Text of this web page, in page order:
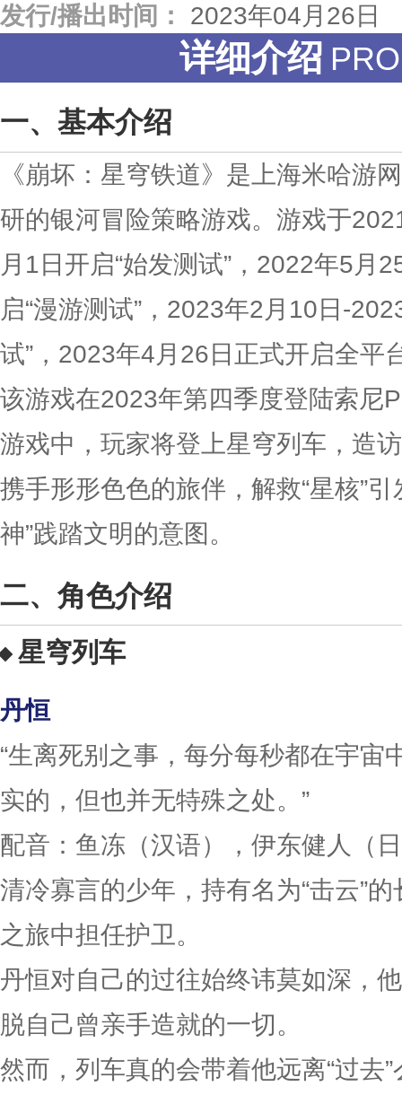
发行/播出时间：
2023年04月26日
详细介绍
基本介绍
《崩坏：星穹铁道》是上海米哈游
研的银河冒险策略游戏。游戏于
月1日开启“始发测试”，2022年5月
启“漫游测试”，2023年2月10日-
试”，2023年4月26日正式开启全平
该游戏在2023年第四季度登陆索尼
游戏中，玩家将登上星穹列车，造
携手形形色色的旅伴，解救“星核”
神”践踏文明的意图。
角色介绍
星穹列车
丹恒
“生离死别之事，每分每秒都在宇宙
实的，但也并无特殊之处。”
配音：鱼冻（汉语），伊东健人（
清冷寡言的少年，持有名为“击云”
之旅中担任护卫。
丹恒对自己的过往始终讳莫如深，
脱自己曾亲手造就的一切。
然而，列车真的会带着他远离“过去”